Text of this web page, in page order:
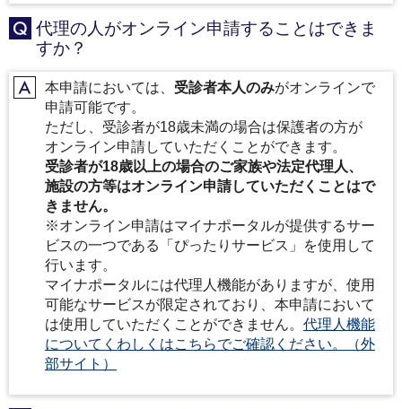
Q
代理の人がオンライン申請することはできま
すか？
A本申請においては、 受診者本人のみがオンラインで
申請可能です。
ただし、受診者が18歳未満の場合は保護者の方が
オンライン申請していただくことができます。
受診者が18歳以上の場合のご家族や法定代理人、
施設の方等はオンライン申請していただくことはで
きません。
※オンライン申請はマイナポータルが提供するサー
ビスの一つである「ぴったりサービス」を使用して
行います。
マイナポータルには代理人機能がありますが、使用
可能なサービスが限定されており、本申請において
は使用していただくことができません。 代理人機能
についてくわしくはこちらでご確認ください。（外
部サイト）